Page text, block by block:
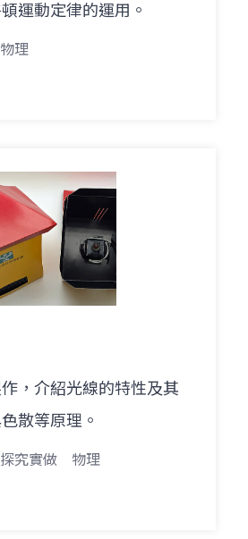
運動定律的運用。
物理
，介紹光線的特性及其
散等原理。
探究實做 物理